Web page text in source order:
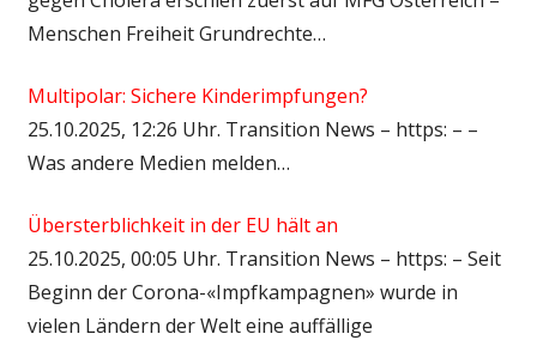
Menschen Freiheit Grundrechte…
Multipolar: Sichere Kinderimpfungen?
25.10.2025, 12:26 Uhr. Transition News – https: – –
Was andere Medien melden…
Übersterblichkeit in der EU hält an
25.10.2025, 00:05 Uhr. Transition News – https: – Seit
Beginn der Corona-«Impfkampagnen» wurde in
vielen Ländern der Welt eine auffällige